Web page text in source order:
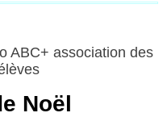
ABC+ association des
Noël